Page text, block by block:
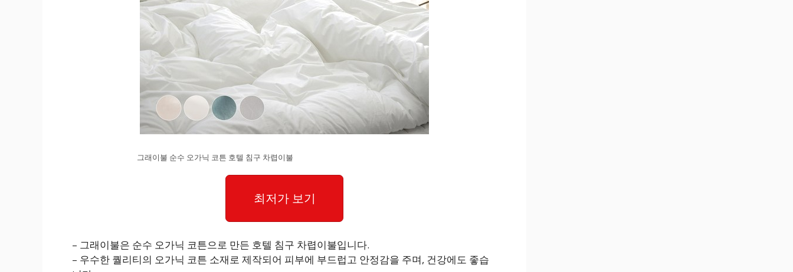
그래이불 순수 오가닉 코튼 호텔 침구 차렵이불
최저가 보기
– 그래이불은 순수 오가닉 코튼으로 만든 호텔 침구 차렵이불입니다.
– 우수한 퀄리티의 오가닉 코튼 소재로 제작되어 피부에 부드럽고 안정감을 주며, 건강에도 좋습